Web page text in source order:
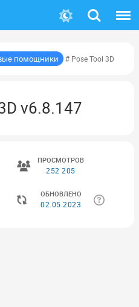
Поиск
помощники # Pose Tool 3D
v6.8.147
ПРОСМОТРОВ
252 205
ОБНОВЛЕНО
02.05.2023